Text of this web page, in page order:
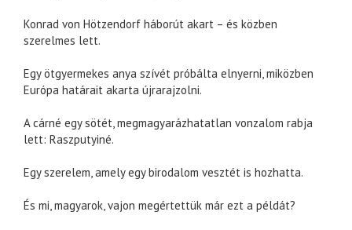
Konrad von Hötzendorf háborút akart – és közben
szerelmes lett.
Egy ötgyermekes anya szívét próbálta elnyerni, miközben
Európa határait akarta újrarajzolni.
A cárné egy sötét, megmagyarázhatatlan vonzalom rabja
lett: Raszputyiné.
Egy szerelem, amely egy birodalom vesztét is hozhatta.
És mi, magyarok, vajon megértettük már ezt a példát?